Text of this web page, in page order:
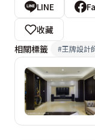
LINE
收藏
相關標籤
#王牌設計